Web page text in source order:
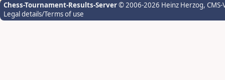
Chess-Tournament-Results-Server© 2006-2026 Heinz Herzog,
Legal details/Terms of use